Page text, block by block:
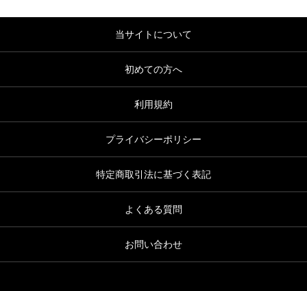
当サイトについて
初めての方へ
利用規約
プライバシーポリシー
特定商取引法に基づく表記
よくある質問
お問い合わせ